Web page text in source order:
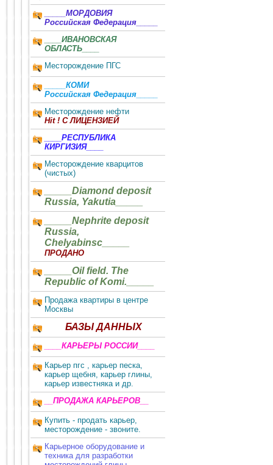
_____МОРДОВИЯ
Российская Федерация_____
____ИВАНОВСКАЯ
ОБЛАСТЬ____
Месторождение ПГС
_____КОМИ
Российская Федерация_____
Месторождение нефти
Hit ! С ЛИЦЕНЗИЕЙ
____РЕСПУБЛИКА
КИРГИЗИЯ____
Месторождение кварцитов
(чистых)
_____Diamond deposit
Russia, Yakutia_____
_____Nephrite deposit
Russia,
Chelyabinsc_____
ПРОДАНО
_____Oil field. The
Republic of Komi._____
Продажа квартиры в центре
Москвы
БАЗЫ ДАННЫХ
____КАРЬЕРЫ РОССИИ____
Карьер пгс , карьер песка,
карьер щебня, карьер глины,
карьер известняка и др.
__ПРОДАЖА КАРЬЕРОВ__
Купить - продать карьер,
месторождение - звоните.
Карьерное оборудование и
техника для разработки